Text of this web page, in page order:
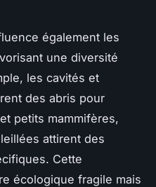
également les
une diversité
les cavités et
des abris pour
petits mammifères,
attirent des
Cette
écologique fragile mais